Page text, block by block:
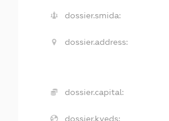
dossier.smida:
dossier.address:
dossier.capital:
dossier.kveds: